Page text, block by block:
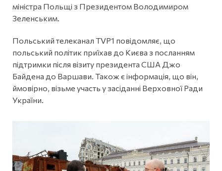
міністра Польщі з Президентом Володимиром
Зеленським.
Польський телеканал TVP1 повідомляє, що
польський політик приїхав до Києва з посланням
підтримки після візиту президента США Джо
Байдена до Варшави. Також є інформація, що він,
ймовірно, візьме участь у засіданні Верховної Ради
України.